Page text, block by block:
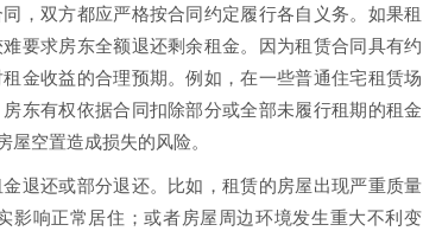
双方都应严格按合同约定履行各自义务。如果租
要求房东全额退还剩余租金。因为租赁合同具有约
金收益的合理预期。例如，在一些普通住宅租赁场
东有权依据合同扣除部分或全部未履行租期的租金
空置造成损失的风险。
还或部分退还。比如，租赁的房屋出现严重质量
影响正常居住；或者房屋周边环境发生重大不利变